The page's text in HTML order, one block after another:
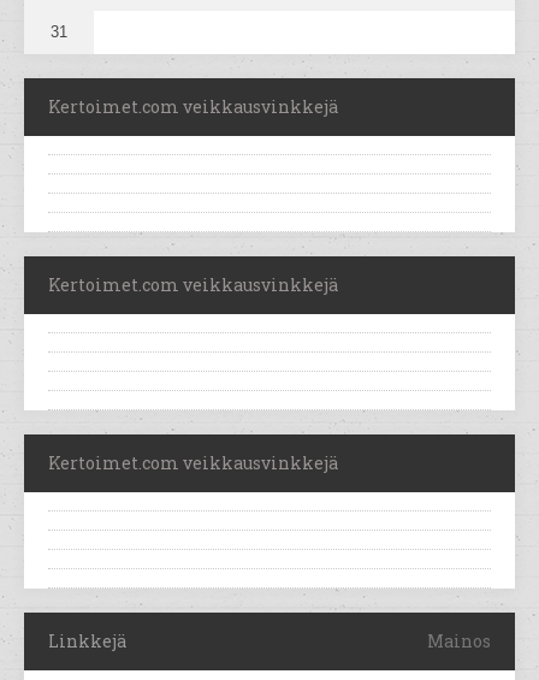
31
Kertoimet.com veikkausvinkkejä
Kertoimet.com veikkausvinkkejä
Kertoimet.com veikkausvinkkejä
Linkkejä Mainos